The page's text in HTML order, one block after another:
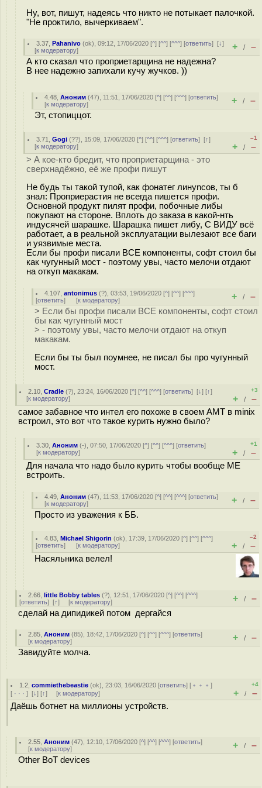
Ну, вот, пишут, надеясь что никто не потыкает палочкой.
"Не проктило, вычеркиваем".
3.37 ,Pahanivo (ok), 09:12, 17/06/2020 [^] [^^] [^^^] [ответить][↓]
[к модератору] + / –
А кто сказал что проприетарщина не надежна?
В нее надежно запихали кучу жучков. ))
4.48 ,Аноним (47), 11:51, 17/06/2020 [^] [^^] [^^^] [ответить]
[к модератору] + / –
Эт, стопиццот.
3.71 ,Gogi (??), 15:09, 17/06/2020 [^] [^^] [^^^] [ответить][↑]
[к модератору]
–1
+ / –
> А кое-кто бредит, что проприетарщина - это
сверхнадёжно, её же профи пишут
Не будь ты такой тупой, как фонатег линуnсов, ты б
знал: Проприерастия не всегда пишется профи.
Основной продукт пилят профи, побочные либы
покупают на стороне. Вплоть до заказа в какой-нть
индусячей шарашке. Шарашка пишет либу, С ВИДУ всё
работает, а в реальной эксплуатации вылезают все баги
и уязвимые места.
Если бы профи писали ВСЕ компоненты, софт стоил бы
как чугунный мост - поэтому увы, часто мелочи отдают
на откуп макакам.
4.107 ,antonimus (?), 03:53, 19/06/2020 [^] [^^] [^^^]
[ответить] [к модератору] + / –
> Если бы профи писали ВСЕ компоненты, софт стоил
бы как чугунный мост
> - поэтому увы, часто мелочи отдают на откуп
макакам.
Если бы ты был поумнее, не писал бы про чугунный
мост.
2.10 ,Cradle (?), 23:24, 16/06/2020 [^] [^^] [^^^] [ответить][↓] [↑]
[к модератору]
+3
+ / –
самое забавное что интел его похоже в своем AMT в minix
встроил, это вот что такое курить нужно было?
3.30 ,Аноним (-), 07:50, 17/06/2020 [^] [^^] [^^^] [ответить]
[к модератору]
+1
+ / –
Для начала что надо было курить чтобы вообще ME
встроить.
4.49 ,Аноним (47), 11:53, 17/06/2020 [^] [^^] [^^^] [ответить]
[к модератору] + / –
Просто из уважения к ББ.
4.83 ,Michael Shigorin (ok), 17:39, 17/06/2020 [^] [^^] [^^^]
[ответить] [к модератору]
–2
+ / –
Насяльника велел!
2.66 ,little Bobby tables (?), 12:51, 17/06/2020 [^] [^^] [^^^]
[ответить] [↑] [к модератору] + / –
сделай на дипидикей потом дергайся
2.85 ,Аноним (85), 18:42, 17/06/2020 [^] [^^] [^^^] [ответить]
[к модератору] + / –
Завидуйте молча.
1.2 ,commiethebeastie (ok), 23:03, 16/06/2020 [ответить] [ ﹢﹢﹢]
[ · · · ] [↓] [↑] [к модератору]
+4
+ / –
Даёшь ботнет на миллионы устройств.
2.55 ,Аноним (47), 12:10, 17/06/2020 [^] [^^] [^^^] [ответить]
[к модератору] + / –
Other BoT devices